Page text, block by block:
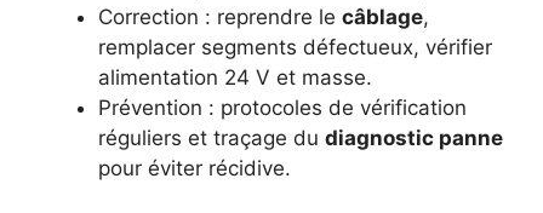
Correction : reprendre le câblage,
remplacer segments défectueux, vérifier
alimentation 24 V et masse.
Prévention : protocoles de vérification
réguliers et traçage du diagnostic panne
pour éviter récidive.